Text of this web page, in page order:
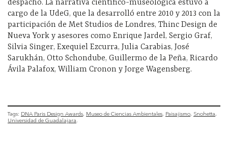
despacho. La narrativa científico-museológica estuvo a
cargo de la UdeG, que la desarrolló entre 2010 y 2013 con la
participación de Met Studios de Londres, Thinc Design de
Nueva York y asesores como Enrique Jardel, Sergio Graf,
Silvia Singer, Exequiel Ezcurra, Julia Carabias, José
Sarukhán, Otto Schondube, Guillermo de la Peña, Ricardo
Ávila Palafox, William Cronon y Jorge Wagensberg.
Tags: DNA Paris Design Awards Museo de Ciencias Ambientales Paisajismo Snohetta
Universidad de Guadalajara